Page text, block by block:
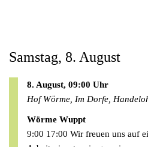
Samstag, 8. August
8. August, 09:00 Uhr
Hof Wörme, Im Dorfe,
Wörme Wuppt
9:00 17:00 Wir freuen uns auf